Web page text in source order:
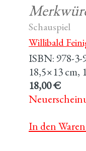
Schauspiel
Willibald
ISBN: 978-3-
18,5×13 cm,
18,00 €
In den